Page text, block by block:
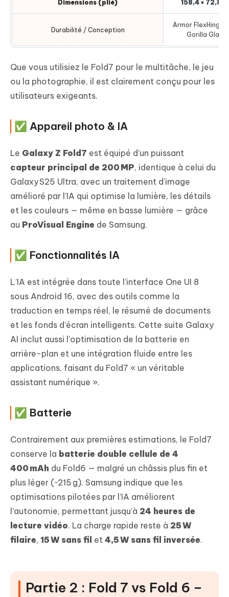
Dimensions (plié) 158,4 × 72,8 ×
Durabilité / Conception
Armor FlexHinge,
Gorilla Glass
Que vous utilisiez le Fold7 pour le multitâche, le jeu
ou la photographie, il est clairement conçu pour les
utilisateurs exigeants.
✅ Appareil photo & IA
Le Galaxy Z Fold7 est équipé d’un puissant
capteur principal de 200 MP, identique à celui du
Galaxy S25 Ultra, avec un traitement d’image
amélioré par l’IA qui optimise la lumière, les détails
et les couleurs — même en basse lumière — grâce
au ProVisual Engine de Samsung.
✅ Fonctionnalités IA
L’IA est intégrée dans toute l’interface One UI 8
sous Android 16, avec des outils comme la
traduction en temps réel, le résumé de documents
et les fonds d’écran intelligents. Cette suite Galaxy
AI inclut aussi l’optimisation de la batterie en
arrière-plan et une intégration fluide entre les
applications, faisant du Fold7 « un véritable
assistant numérique ».
✅ Batterie
Contrairement aux premières estimations, le Fold7
conserve la batterie double cellule de 4
400 mAh du Fold6 — malgré un châssis plus fin et
plus léger (~215 g). Samsung indique que les
optimisations pilotées par l’IA améliorent
l’autonomie, permettant jusqu’à 24 heures de
lecture vidéo. La charge rapide reste à 25 W
filaire, 15 W sans fil et 4,5 W sans fil inversée.
Partie 2 : Fold 7 vs Fold 6 –